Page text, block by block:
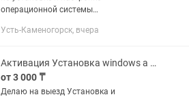
операционной системы
Настройка драйверов и обновлений
других...
Усть-Каменогорск, вчера
Активация Установка windows а так же активация и установка офиса
от 3 000 ₸
Делаю на выезд Установка и